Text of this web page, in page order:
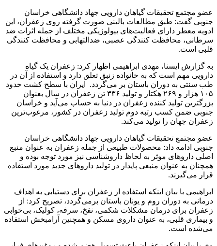
عضو مجتمع تحقیقات گیاهان دارویی جهاد دانشگاهی خراسان
جنوبی گفت: طبق مطالعات بالینی صورت گرفته روی زعفران، این
ادویه معطر دارای فعالیت‌های بیولوژیکی مختلف از جمله اثرات ضد
سرطانی، محافظت کنندگی عصبی، ضدالتهابی و محافظت کنندگی
قلبی است.
به گزارش ایسنا، مهدی ابراهیمی اظهار کرد: زعفران یک گیاه
دارویی مهم است که به خانواده زنبق تعلق دارد و استفاده از آن در
طب سنتی به دوران باستان بر می‌گردد. ایران با سطح کشت حدود
۱۰۵ هزار و ۲۶۹ هکتار و تولید ۳۳۶ تن زعفران در سال بعنوان
بزرگترین تولید کننده زعفران در دنیا به حساب می‌آید و خراسان
جنوبی ضمن کسب رتبه دوم تولید زعفران در کشور، مرغوب‌ترین
زعفران جهان را تولید می‌کند.
عضو مجتمع تحقیقات گیاهان دارویی جهاد دانشگاهی خراسان
جنوبی ادامه داد: محصولات طبیعی از جمله زعفران به عنوان منبع
اصلی داروهای موثر به لحاظ داروشناسی نیز مورد توجه بوده و
همچنان به عنوان منبعی پایدار در تولید داروهای جدید مورد استفاده
قرار می‌گیرند.
ابراهیمی با بیان اینکه استفاده از زعفران برای دستیابی به اهداف
درمانی به دوران روم و یونان باستان برمی‌گردد، تصریح کرد: از
زعفران برای درمان مشکلات شکمی، نفخ، سرفه، کولیک، بی‌خوابی
و بیماری قلبی، به عنوان داروی مسکن و همچنین آرامبخش استفاده
می‌شده است.